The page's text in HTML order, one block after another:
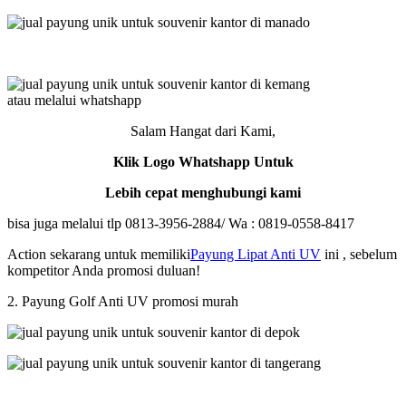
atau melalui whatshapp
Salam Hangat dari Kami,
Klik Logo Whatshapp Untuk
Lebih cepat menghubungi kami
bisa juga melalui tlp 0813-3956-2884/ Wa : 0819-0558-8417
Action sekarang untuk memilikiPayung Lipat Anti UV ini , sebelum
kompetitor Anda promosi duluan!
2. Payung Golf Anti UV promosi murah